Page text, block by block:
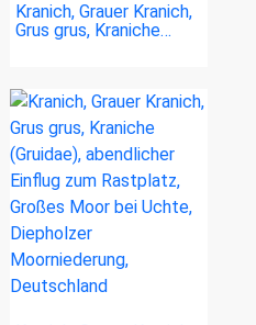
Kranich, Grauer Kranich,
Grus grus, Kraniche…